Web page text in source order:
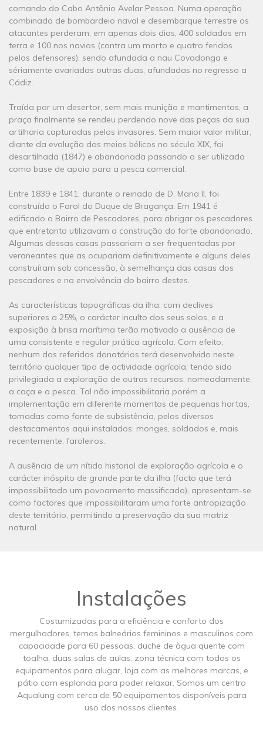
comando do Cabo Antônio Avelar Pessoa. Numa operação
combinada de bombardeio naval e desembarque terrestre os
atacantes perderam, em apenas dois dias, 400 soldados em
terra e 100 nos navios (contra um morto e quatro feridos
pelos defensores), sendo afundada a nau Covadonga e
sériamente avariadas outras duas, afundadas no regresso a
Cádiz.
Traída por um desertor, sem mais munição e mantimentos, a
praça finalmente se rendeu perdendo nove das peças da sua
artilharia capturadas pelos invasores. Sem maior valor militar,
diante da evolução dos meios bélicos no século XIX, foi
desartilhada (1847) e abandonada passando a ser utilizada
como base de apoio para a pesca comercial.
Entre 1839 e 1841, durante o reinado de D. Maria II, foi
construído o Farol do Duque de Bragança. Em 1941 é
edificado o Bairro de Pescadores, para abrigar os pescadores
que entretanto utilizavam a construção do forte abandonado.
Algumas dessas casas passariam a ser frequentadas por
veraneantes que as ocupariam definitivamente e alguns deles
construíram sob concessão, à semelhança das casas dos
pescadores e na envolvência do bairro destes.
As características topográficas da ilha, com declives
superiores a 25%, o carácter inculto dos seus solos, e a
exposição à brisa marítima terão motivado a ausência de
uma consistente e regular prática agrícola. Com efeito,
nenhum dos referidos donatários terá desenvolvido neste
território qualquer tipo de actividade agrícola, tendo sido
privilegiada a exploração de outros recursos, nomeadamente,
a caça e a pesca. Tal não impossibilitaria porém a
implementação em diferente momentos de pequenas hortas,
tomadas como fonte de subsistência, pelos diversos
destacamentos aqui instalados: monges, soldados e, mais
recentemente, faroleiros.
A ausência de um nítido historial de exploração agrícola e o
carácter inóspito de grande parte da ilha (facto que terá
impossibilitado um povoamento massificado), apresentam-se
como factores que impossibilitaram uma forte antropização
deste território, permitindo a preservação da sua matriz
natural.
Instalações
Costumizadas para a eficiência e conforto dos
mergulhadores, temos balneários femininos e masculinos com
capacidade para 60 pessoas, duche de àgua quente com
toalha, duas salas de aulas, zona técnica com todos os
equipamentos para alugar, loja com as melhores marcas, e
pátio com esplanda para poder relaxar. Somos um centro
Aqualung com cerca de 50 equipamentos disponíveis para
uso dos nossos clientes.